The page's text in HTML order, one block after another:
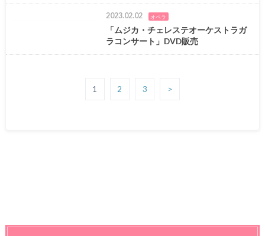
2023.02.02 オペラ
「ムジカ・チェレステオーケストラガ
ラコンサート」DVD販売
1 2 3 >